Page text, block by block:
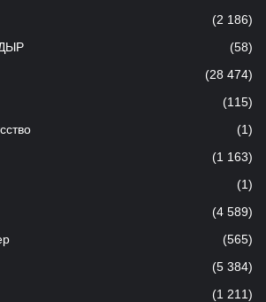
(2 186)
(58)
(28 474)
(115)
(1)
(1 163)
(1)
(4 589)
(565)
(5 384)
(1 211)